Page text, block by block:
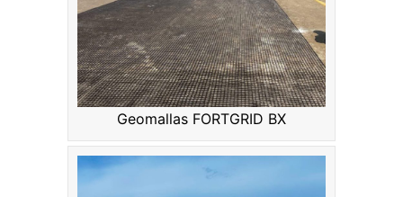
Geomallas FORTGRID BX